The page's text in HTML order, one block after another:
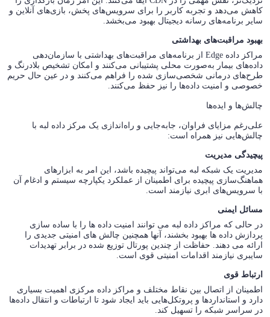
کاهش می‌دهد و تجربه کاربر را برای سرویس‌های پخش، بازی‌های آنلاین و
سایر برنامه‌های رسانه دیجیتال بهبود می‌بخشد.
بهبود مراقبت‌های بهداشتی
مراکز داده Edge از برنامه‌های مراقبت‌های بهداشتی با سازمان‌دهی
داده‌های بیمار به‌صورت محلی پشتیبانی می‌کنند و امکان تشخیص بلادرنگ و
طرح‌های درمانی شخصی‌سازی شده را فراهم می‌کنند و در عین حال حریم
خصوصی و امنیت داده‌ها را نیز حفظ می‌کنند.
چالش‌ها و ایده‌ها
علی‌رغم مزایای فراوان، جابه‌جایی و راه‌اندازی یک مرکز داده لبه با
چالش‌هایی نیز همراه است:
پیچیدگی مدیریت
مدیریت یک شبکه لبه می‌تواند پیچیده باشد، این امر به ابزارهای
هماهنگ‌سازی پیچیده برای اطمینان از عملکرد یکپارچه سیستم و ادغام آن
با سرویس‌های ابری نیازمند است.
مسائل ایمنی
در حالی که مراکز داده لبه می توانند امنیت داده ها را با ساده سازی
پردازش داده ها بهبود بخشند، آنها همچنین چالش های امنیتی جدیدی را
ارائه می دهند. حفاظت از چندین پورتال توزیع شده در برابر تهدیدات
سایبری نیازمند اقدامات امنیتی قوی است.
ارتباط قوی
اطمینان از اتصال بین نقاط مختلف و مراکز داده مرکزی اهمیت بسیاری
دارد و استانداردها و پروتکل‌هایی باید ایجاد شود تا ارتباطات و انتقال داده‌ها
در سراسر شبکه را تسهیل کند.